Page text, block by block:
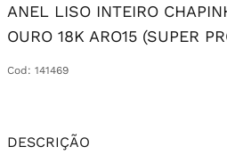
ANEL LISO INTEIRO
OURO 18K ARO15 (SUPER
Cod : 141469
DESCRIÇÃO